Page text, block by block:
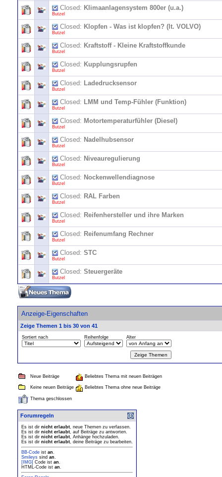
Closed: Klimaanlagensystem 800er (u.a.)
Butzel
Closed: Klopfen - Was ist klopfen? (lt. VOLVO)
Butzel
Closed: Kraftstoff - Kleine Kraftstoffkunde
Butzel
Closed: Kupplungsrupfen
Butzel
Closed: Ladedrucksensor
Butzel
Closed: LMM und Temp-Fühler (Funktion)
Butzel
Closed: Motortemperaturfühler (Diesel)
Butzel
Closed: Nadelhubsensor
Butzel
Closed: Niveauregulierung
Butzel
Closed: Nockenwellendiagnose
Butzel
Closed: RAL Farben
Butzel
Closed: Reifenhersteller und ihre Marken
Butzel
Closed: Reifenumfang Rechner
Butzel
Closed: STC
Butzel
Closed: Steuergeräte
Butzel
Anzeige-Eigenschaften
Zeige Themen 1 bis 30 von 41
Sortiert nach Reihenfolge Alter
Neue Beiträge Beliebtes Thema mit neuen Beiträgen
Keine neuen Beiträge Beliebtes Thema ohne neue Beiträge
Thema geschlossen
Forumregeln
Es ist dir nicht erlaubt, neue Themen zu verfassen.
Es ist dir nicht erlaubt, auf Beiträge zu antworten.
Es ist dir nicht erlaubt, Anhänge hochzuladen.
Es ist dir nicht erlaubt, deine Beiträge zu bearbeiten.
BB-Code ist an.
Smileys sind an.
[IMG] Code ist an.
HTML-Code ist an.